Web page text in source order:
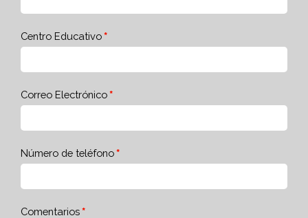
Centro Educativo
Correo Electrónico
Número de teléfono
Comentarios